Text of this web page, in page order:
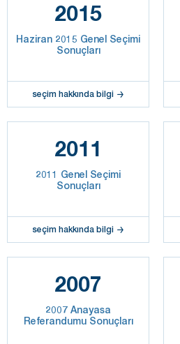
2015
Haziran 2015 Genel Seçimi
Sonuçları
seçim hakkında bilgi
2011
2011 Genel Seçimi
Sonuçları
seçim hakkında bilgi
2007
2007 Anayasa
Referandumu Sonuçları